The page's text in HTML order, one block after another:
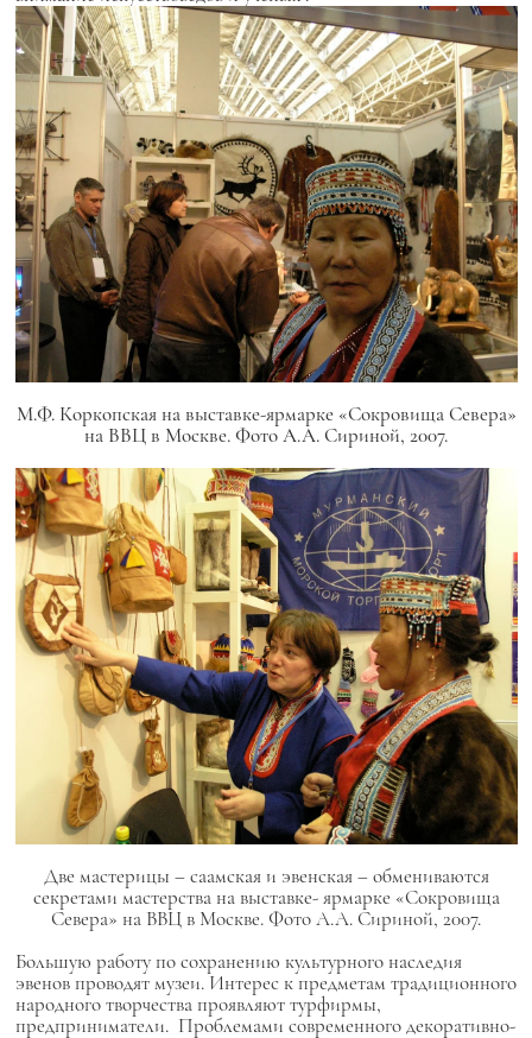
М.Ф. Коркопская на выставке-ярмарке «Сокровища Севера»
на ВВЦ в Москве. Фото А.А. Сириной, 2007.
Две мастерицы – саамская и эвенская – обмениваются
секретами мастерства на выставке- ярмарке «Сокровища
Севера» на ВВЦ в Москве. Фото А.А. Сириной, 2007.
Большую работу по сохранению культурного наследия
эвенов проводят музеи. Интерес к предметам традиционного
народного творчества проявляют турфирмы,
предприниматели. Проблемами современного декоративно-